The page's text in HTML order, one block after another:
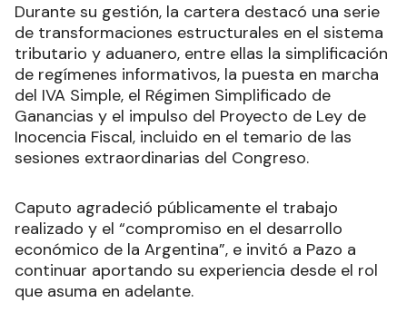
Durante su gestión, la cartera destacó una serie
de transformaciones estructurales en el sistema
tributario y aduanero, entre ellas la simplificación
de regímenes informativos, la puesta en marcha
del IVA Simple, el Régimen Simplificado de
Ganancias y el impulso del Proyecto de Ley de
Inocencia Fiscal, incluido en el temario de las
sesiones extraordinarias del Congreso.
Caputo agradeció públicamente el trabajo
realizado y el “compromiso en el desarrollo
económico de la Argentina”, e invitó a Pazo a
continuar aportando su experiencia desde el rol
que asuma en adelante.